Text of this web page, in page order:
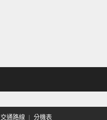
交通路線 分機表